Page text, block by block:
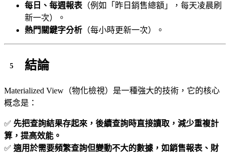
每日、每週報表 （例如「昨日銷售總額」，每天凌晨刷
新一次）。
熱門關鍵字分析 （每小時更新一次）。
結論
Materialized View（物化檢視）是一種強大的技術，它的核心
概念是：
✅ 先把查詢結果存起來，後續查詢時直接讀取，減少重複計
算，提高效能。
✅ 適用於需要頻繁查詢但變動不大的數據，如銷售報表、財